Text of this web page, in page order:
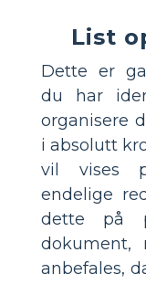
List
Dette er
du har
organisere
i absolutt
vil vises
endelige
dette på
dokument,
anbefales,